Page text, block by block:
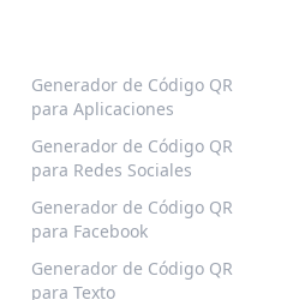
Generador de Código QR
para Aplicaciones
Generador de Código QR
para Redes Sociales
Generador de Código QR
para Facebook
Generador de Código QR
para Texto